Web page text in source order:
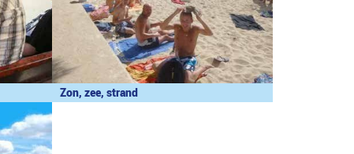
Zon, zee, strand